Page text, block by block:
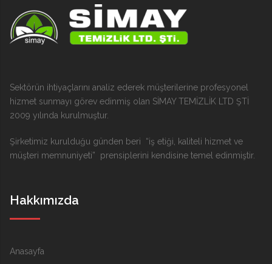
Sektörün ihtiyaçlarını analiz ederek müşterilerine profesyonel
hizmet sunmayı görev edinmiş olan SİMAY TEMİZLİK LTD ŞTİ
2009 yılında kurulmuştur.
Şirketimiz kurulduğu günden beri “iş etiği, kaliteli hizmet ve
müşteri memnuniyeti” prensiplerini kendisine temel edinmiştir.
Hakkımızda
Anasayfa